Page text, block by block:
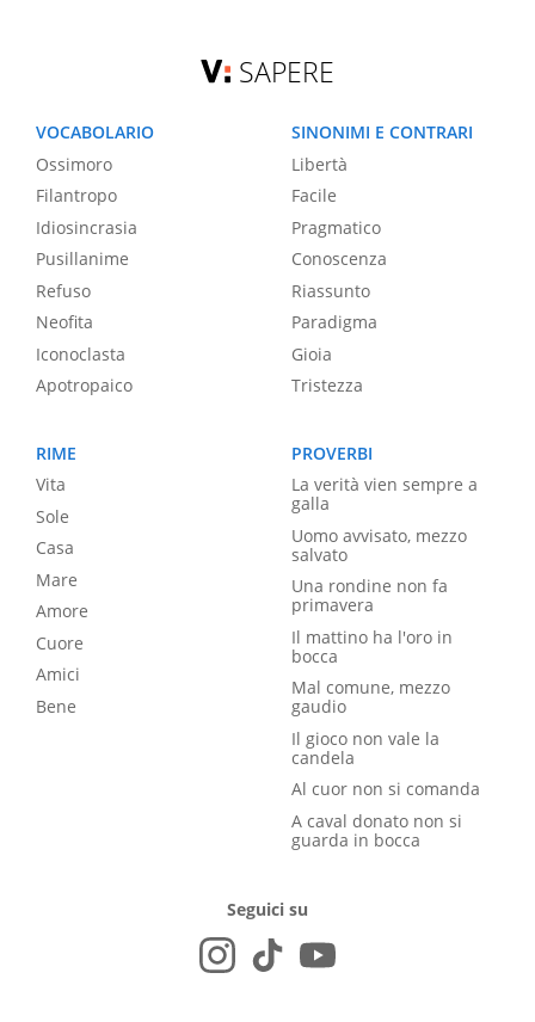
SAPERE
VOCABOLARIO
Ossimoro
Filantropo
Idiosincrasia
Pusillanime
Refuso
Neofita
Iconoclasta
Apotropaico
SINONIMI E CONTRARI
Libertà
Facile
Pragmatico
Conoscenza
Riassunto
Paradigma
Gioia
Tristezza
RIME
Vita
Sole
Casa
Mare
Amore
Cuore
Amici
Bene
PROVERBI
La verità vien sempre a
galla
Uomo avvisato, mezzo
salvato
Una rondine non fa
primavera
Il mattino ha l'oro in
bocca
Mal comune, mezzo
gaudio
Il gioco non vale la
candela
Al cuor non si comanda
A caval donato non si
guarda in bocca
Seguici su